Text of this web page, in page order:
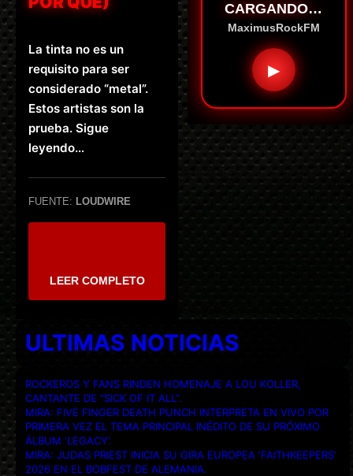
La tinta no es un
requisito para ser
considerado “metal”.
Estos artistas son la
prueba. Sigue
leyendo…
FUENTE: LOUDWIRE
LEER COMPLETO
CARGANDO…
MaximusRockFM
▶
ULTIMAS NOTICIAS
ROCKEROS Y FANS RINDEN HOMENAJE A LOU KOLLER,
CANTANTE DE “SICK OF IT ALL”.
MIRA: FIVE FINGER DEATH PUNCH INTERPRETA EN VIVO POR
PRIMERA VEZ EL TEMA PRINCIPAL INÉDITO DE SU PRÓXIMO
ÁLBUM ‘LEGACY’.
MIRA: JUDAS PRIEST INICIA SU GIRA EUROPEA ‘FAITHKEEPERS’
2026 EN EL BOBFEST DE ALEMANIA.